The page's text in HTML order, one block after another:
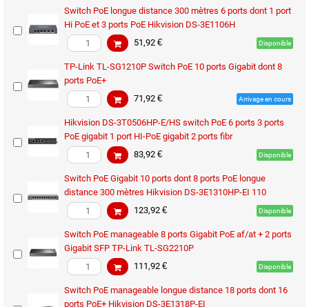
Switch PoE longue distance 300 mètres 6 ports dont 1 port
Hi PoE et 3 ports PoE Hikvision DS-3E1106H
51,92 €
Disponible
TP-Link TL-SG1210P Switch PoE 10 ports Gigabit dont 8
ports PoE+
71,92 €
Arrivage en cours
Hikvision DS-3T0506HP-E/HS switch PoE 6 ports 3 ports
PoE gigabit 1 port HI-PoE gigabit 2 ports fibr
83,92 €
Disponible
Switch PoE Gigabit 10 ports dont 8 ports PoE longue
distance 300 mètres Hikvision DS-3E1310HP-EI 110
123,92 €
Disponible
Switch PoE manageable 8 ports Gigabit PoE af/at + 2 ports
Gigabit SFP TP-Link TL-SG2210P
111,92 €
Disponible
Switch PoE manageable longue distance 18 ports dont 16
ports PoE+ Hikvision DS-3E1318P-EI